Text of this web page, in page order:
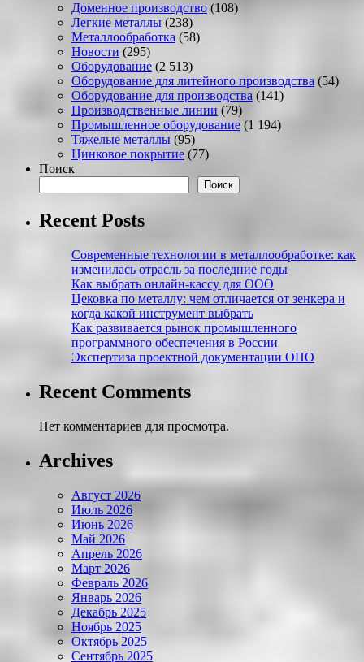
Доменное производство (108)
Легкие металлы (238)
Металлообработка (58)
Новости (295)
Оборудование (2 513)
Оборудование для литейного производства (54)
Оборудование для производства (141)
Производственные линии (79)
Промышленное оборудование (1 194)
Тяжелые металлы (95)
Цинковое покрытие (77)
Поиск
Поиск
Recent Posts
Современные технологии в металлообработке: как
изменилась отрасль за последние годы
Как выбрать онлайн-кассу для ООО
Цековка по металлу: чем отличается от зенкера и
когда какой инструмент выбрать
Как развивается рынок промышленного
программного обеспечения в России
Экспертиза проектной документации ОПО
Recent Comments
Нет комментариев для просмотра.
Archives
Август 2026
Июль 2026
Июнь 2026
Май 2026
Апрель 2026
Март 2026
Февраль 2026
Январь 2026
Декабрь 2025
Ноябрь 2025
Октябрь 2025
Сентябрь 2025